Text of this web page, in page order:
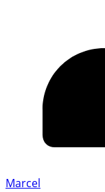
Marcel